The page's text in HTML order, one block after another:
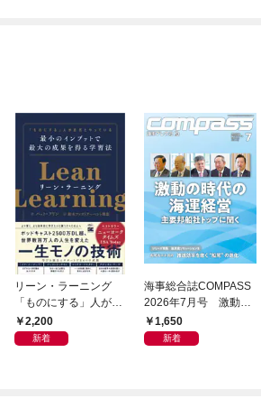
リーン・ラーニング
「ものにする」人が自
然とやっている 最小の
インプットで最大の成
2,200
新着
海事総合誌COMPASS
2026年7月号 激動の
時代の海運経営 主要
邦船社トップに聞く
1,650
新着